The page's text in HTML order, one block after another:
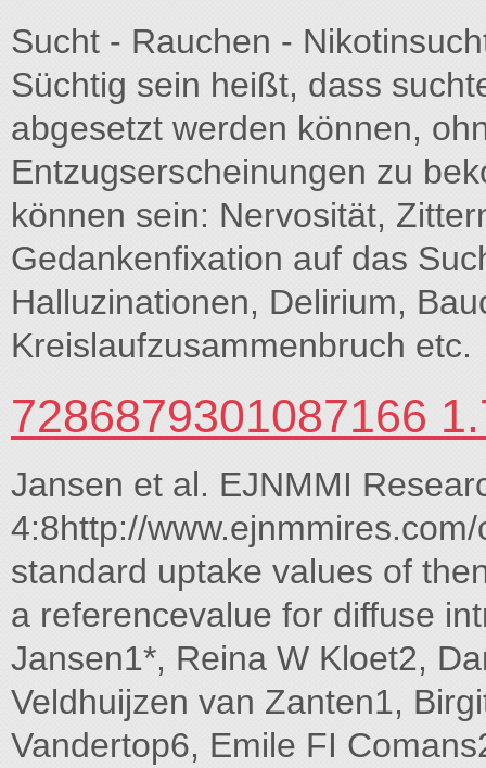
Sucht - Rauchen -
Süchtig sein heißt, dass
abgesetzt werden können,
Entzugserscheinungen zu
können sein: Nervosität,
Gedankenfixation auf das
Halluzinationen, Delirium,
Kreislaufzusammenbruch etc.
7286879301087166
Jansen et al. EJNMMI
4:8http://
standard uptake values of
a referencevalue for diffuse
Jansen1*, Reina W Kloet2,
Veldhuijzen van Zanten1,
Vandertop6, Emile FI